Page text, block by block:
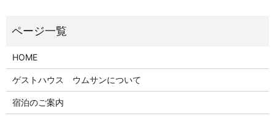
HOME
ゲストハウス ウムサンについて
宿泊のご案内